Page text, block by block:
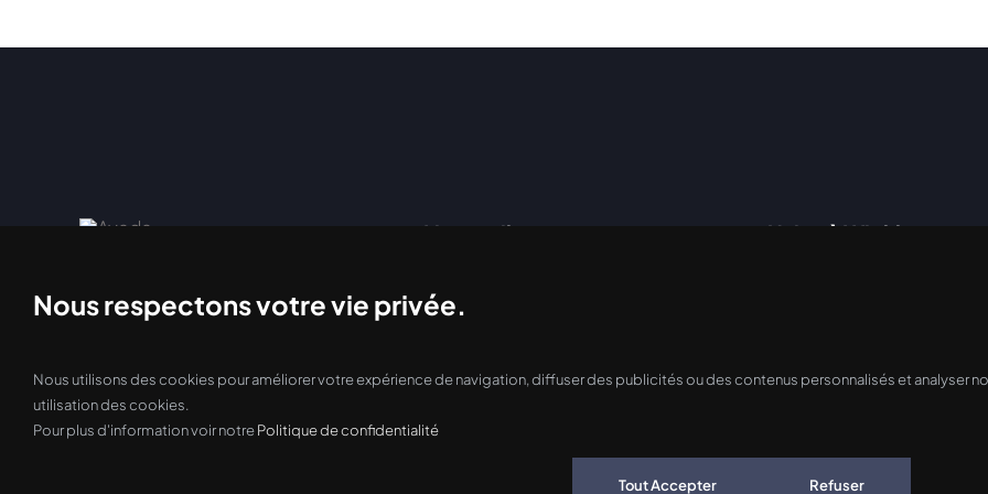
RBQ: 9317 8418-01
Liens utiles
À propos
Usine à Wickham
Nous respectons votre vie privée.
Nous utilisons des cookies pour améliorer votre expérience de navigation, diffuser des publicités ou des contenus personnalisés et analyser
utilisation des cookies.
Pour plus d'information voir notrePolitique de confidentialité
Tout Accepter Refuser